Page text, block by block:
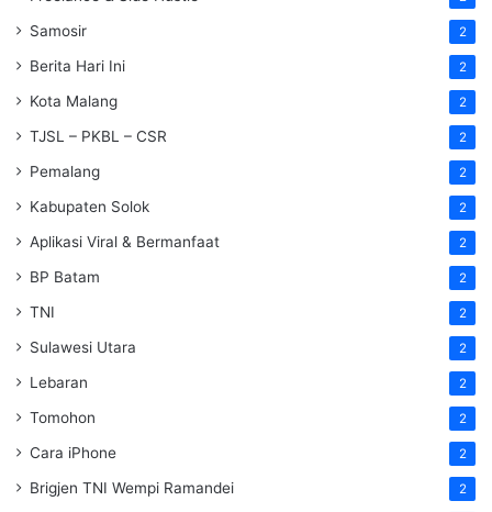
Samosir 2
Berita Hari Ini 2
Kota Malang 2
TJSL – PKBL – CSR 2
Pemalang 2
Kabupaten Solok 2
Aplikasi Viral & Bermanfaat 2
BP Batam 2
TNI 2
Sulawesi Utara 2
Lebaran 2
Tomohon 2
Cara iPhone 2
Brigjen TNI Wempi Ramandei 2